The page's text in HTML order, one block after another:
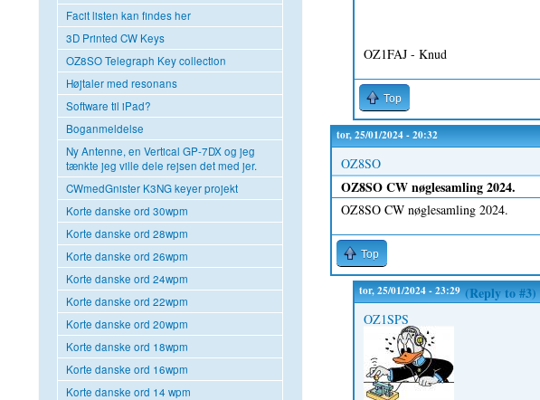
OZ1FAJ - Knud
Top
tor, 25/01/2024 - 20:32
OZ8SO
OZ8SO CW nøglesamling 2024.
OZ8SO CW nøglesamling 2024.
Top
tor, 25/01/2024 - 23:29 (Reply to #3)
OZ1SPS
Facit listen kan findes her
3D Printed CW Keys
OZ8SO Telegraph Key collection
Højtaler med resonans
Software til iPad?
Boganmeldelse
Ny Antenne, en Vertical GP-7DX og jeg
tænkte jeg ville dele rejsen det med jer.
CWmedGnister K3NG keyer projekt
Korte danske ord 30wpm
Korte danske ord 28wpm
Korte danske ord 26wpm
Korte danske ord 24wpm
Korte danske ord 22wpm
Korte danske ord 20wpm
Korte danske ord 18wpm
Korte danske ord 16wpm
Korte danske ord 14 wpm